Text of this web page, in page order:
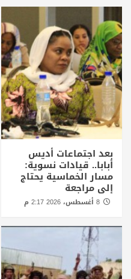
بعد اجتماعات أديس
أبابا.. قيادات نسوية:
مسار الخماسية يحتاج
إلى مراجعة